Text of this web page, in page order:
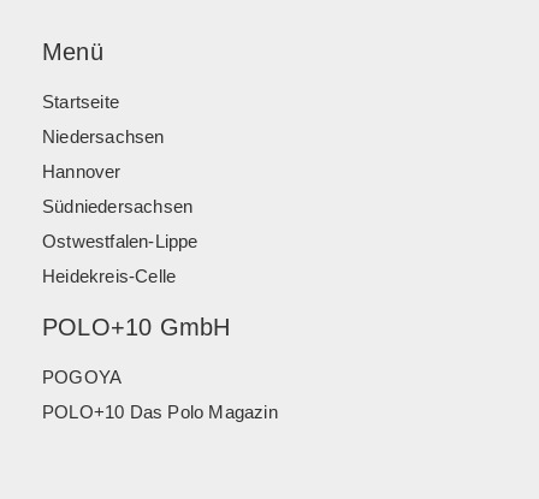
Menü
Startseite
Niedersachsen
Hannover
Südniedersachsen
Ostwestfalen-Lippe
Heidekreis-Celle
POLO+10 GmbH
POGOYA
POLO+10 Das Polo Magazin